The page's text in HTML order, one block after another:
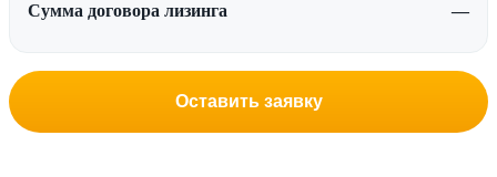
Сумма договора лизинга —
Оставить заявку